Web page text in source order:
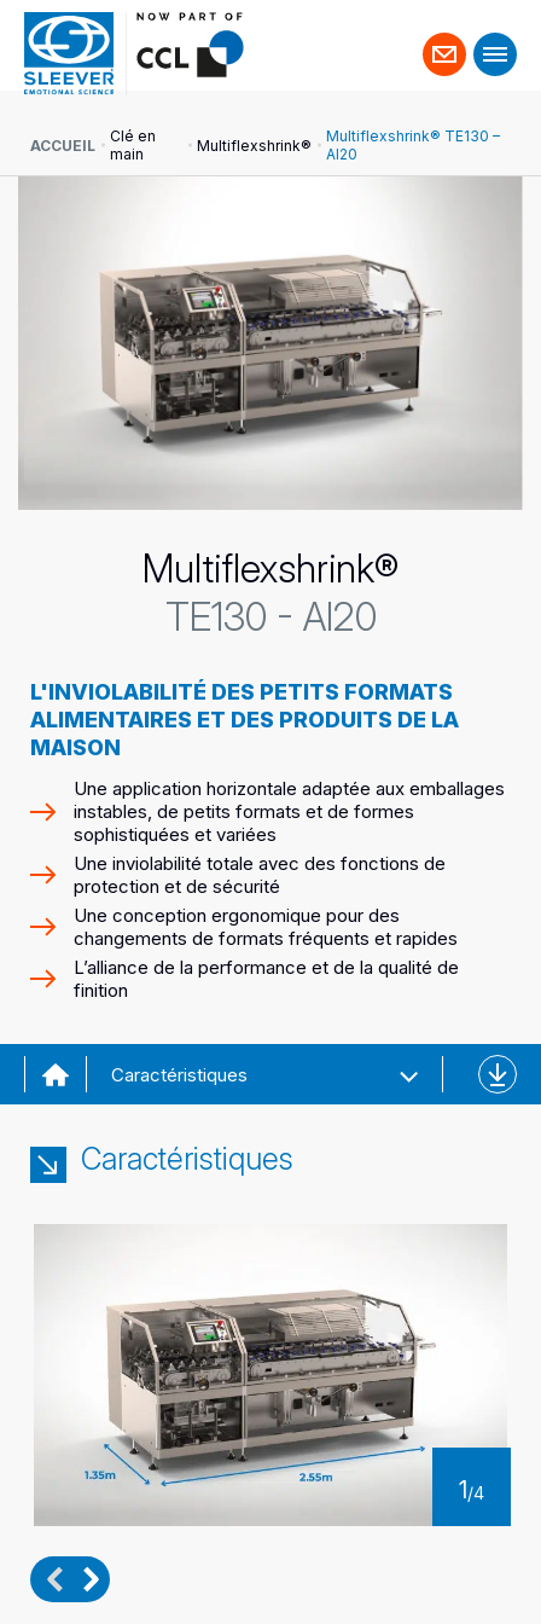
Contact
ACCUEIL
Clé en
main
Multiflexshrink®
Multiflexshrink® TE130 –
AI20
Multiflexshrink®
TE130 - AI20
L'INVIOLABILITÉ DES PETITS FORMATS
ALIMENTAIRES ET DES PRODUITS DE LA
MAISON
Une application horizontale adaptée aux emballages
instables, de petits formats et de formes
sophistiquées et variées
Une inviolabilité totale avec des fonctions de
protection et de sécurité
Une conception ergonomique pour des
changements de formats fréquents et rapides
L’alliance de la performance et de la qualité de
finition
Caractéristiques
la
fiche
Caractéristiques
1/4